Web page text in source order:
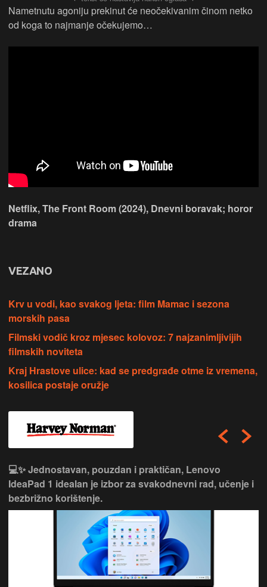
Nametnutu agoniju prekinut će neočekivanim činom netko
od koga to najmanje očekujemo…
Netflix, The Front Room (2024), Dnevni boravak; horor
drama
VEZANO
Krv u vodi, kao svakog ljeta: film Mamac i sezona
morskih pasa
Filmski vodič kroz mjesec kolovoz: 7 najzanimljivijih
filmskih noviteta
Kraj Hrastove ulice: kad se predgrađe otme iz vremena,
kosilica postaje oružje
💻💼 Svestran i pouzdan, HP 15 idealan je izbor za
svakodnevni rad, učenje i multimediju.